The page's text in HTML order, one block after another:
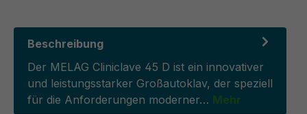
Beschreibung
Der MELAG Cliniclave 45 D ist ein innovativer
und leistungsstarker Großautoklav, der speziell
für die Anforderungen moderner… Mehr